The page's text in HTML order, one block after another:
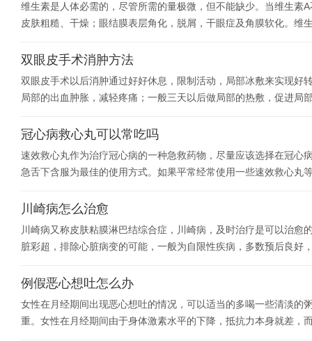
维生素是人体必需的，尽管所需的量极微，但不能缺少。当维生素
皮肤粗糙、干燥；眼结膜表层角化，脱屑，干眼症及角膜软化。维
双眼皮手术消肿方法
双眼皮手术以后消肿通过好好休息，限制活动，局部冰敷来实现好
局部的出血肿胀，减轻疼痛；一般三天以后做局部的热敷，促进局
冠心病救心丸可以常吃吗
速效救心丸作为治疗冠心病的一种急救药物，尽量应该选择在冠心
急舌下含服为最佳的使用方式。如果平常经常使用一些速效救心丸
川崎病怎么治愈
川崎病又称皮肤粘膜淋巴结综合症，川崎病，及时治疗是可以治
脏彩超，排除心脏病变的可能，一般为自限性疾病，多数预后良好
例假恶心想吐怎么办
女性在月经期间出现恶心想吐的情况，可以适当的多喝一些清淡的
重。女性在月经期间由于身体激素水平的下降，抵抗力本身就差，